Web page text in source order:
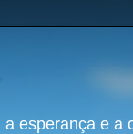
esperança e